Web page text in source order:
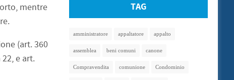
mentre
(art. 360
22, e art.
TAG
amministratore appaltatore appalto
assemblea beni comuni canone
Compravendita comunione Condominio